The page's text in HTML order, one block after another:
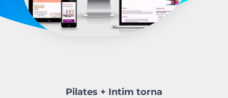
Pilates + Intim torna